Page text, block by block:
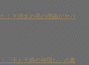
！？清太の死の理由がヤバ
「千と千尋の神隠し」の裏